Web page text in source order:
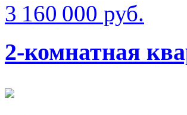
3 160 000 руб.
2-комнатная